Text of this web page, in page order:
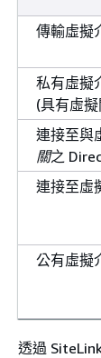
傳輸虛擬
私有虛擬
(具有虛
連接至與
關之
連接至虛
公有虛擬
透過